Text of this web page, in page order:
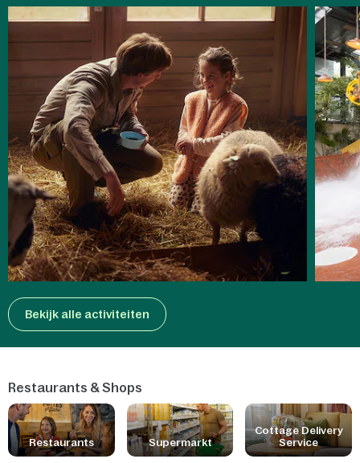
Bekijk alle activiteiten
Restaurants & Shops
Restaurants Supermarkt
Cottage Delivery
Service